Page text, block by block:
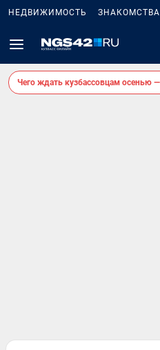
НЕДВИЖИМОСТЬ ЗНАКОМСТВА
Чего ждать кузбассовцам осенью